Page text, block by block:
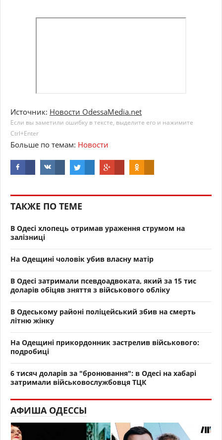
Источник: Новости OdessaMedia.net
Если вы заметили ошибку в тексте, выделите его и нажимите
Ctrl+Enter
Больше по темам: Новости
ТАКЖЕ ПО ТЕМЕ
В Одесі хлопець отримав ураження струмом на
залізниці
На Одещині чоловік убив власну матір
В Одесі затримали псевдоадвоката, який за 15 тис
доларів обіцяв зняття з військового обліку
В Одеському районі поліцейський збив на смерть
літню жінку
На Одещині прикордонник застрелив військового:
подробиці
6 тисяч доларів за "бронювання": в Одесі на хабарі
затримали військовослужбовця ТЦК
АФИША ОДЕССЫ